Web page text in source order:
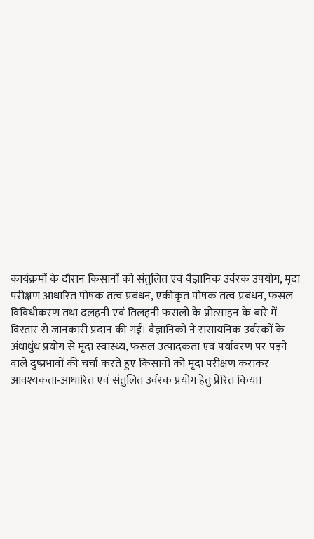
कार्यक्रमों के दौरान किसानों को संतुलित एवं वैज्ञानिक उर्वरक उपयोग, मृदा
परीक्षण आधारित पोषक तत्व प्रबंधन, एकीकृत पोषक तत्व प्रबंधन, फसल
विविधीकरण तथा दलहनी एवं तिलहनी फसलों के प्रोत्साहन के बारे में
विस्तार से जानकारी प्रदान की गई। वैज्ञानिकों ने रासायनिक उर्वरकों के
अंधाधुंध प्रयोग से मृदा स्वास्थ्य, फसल उत्पादकता एवं पर्यावरण पर पड़ने
वाले दुष्प्रभावों की चर्चा करते हुए किसानों को मृदा परीक्षण कराकर
आवश्यकता‑आधारित एवं संतुलित उर्वरक प्रयोग हेतु प्रेरित किया।